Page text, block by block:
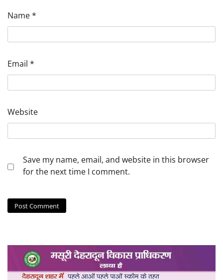
Name*
Email *
Website
Save my name, email, and website in this browser
for the next time I comment.